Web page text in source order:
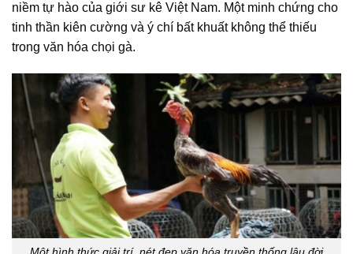
niềm tự hào của giới sư kê Việt Nam. Một minh chứng cho
tinh thần kiên cường và ý chí bất khuất không thể thiếu
trong văn hóa chọi gà.
Một hình thức giải trí, nét đẹp văn hóa truyền thống lâu đời